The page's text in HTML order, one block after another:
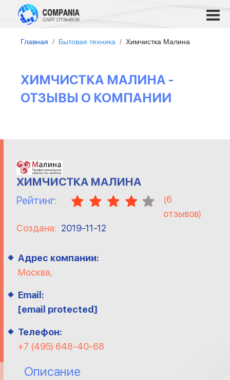
Главная Бытовая техника Химчистка Малина
ХИМЧИСТКА МАЛИНА -
ОТЗЫВЫ О КОМПАНИИ
ХИМЧИСТКА МАЛИНА
Рейтинг: (6
отзывов)
Создана: 2019-11-12
Адрес компании:
Москва,
Email:
[email protected]
Телефон:
+7 (495) 648-40-68
Описание